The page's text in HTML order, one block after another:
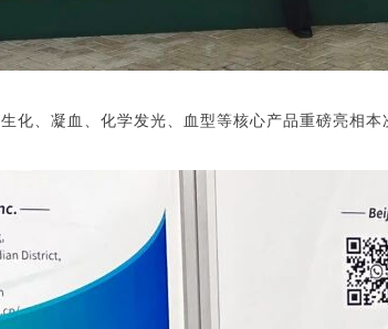
化、凝血、化学发光、血型等核心产品重磅亮相